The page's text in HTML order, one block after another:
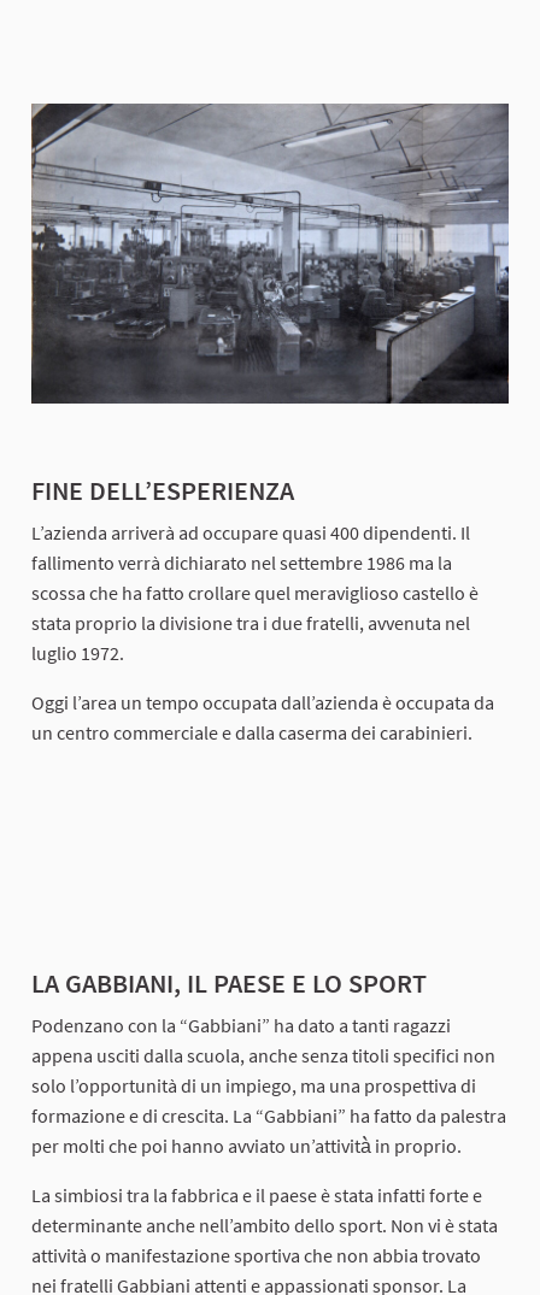
FINE DELL’ESPERIENZA
L’azienda arriverà ad occupare quasi 400 dipendenti. Il
fallimento verrà dichiarato nel settembre 1986 ma la
scossa che ha fatto crollare quel meraviglioso castello è
stata proprio la divisione tra i due fratelli, avvenuta nel
luglio 1972.
Oggi l’area un tempo occupata dall’azienda è occupata da
un centro commerciale e dalla caserma dei carabinieri.
LA GABBIANI, IL PAESE E LO SPORT
Podenzano con la “Gabbiani” ha dato a tanti ragazzi
appena usciti dalla scuola, anche senza titoli specifici non
solo l’opportunità di un impiego, ma una prospettiva di
formazione e di crescita. La “Gabbiani” ha fatto da palestra
per molti che poi hanno avviato un’attività̀ in proprio.
La simbiosi tra la fabbrica e il paese è stata infatti forte e
determinante anche nell’ambito dello sport. Non vi è stata
attività o manifestazione sportiva che non abbia trovato
nei fratelli Gabbiani attenti e appassionati sponsor. La